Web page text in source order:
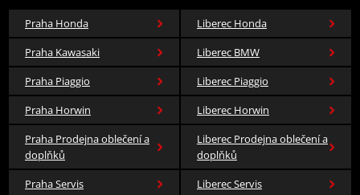
Praha Honda
Liberec Honda
Praha Kawasaki
Liberec BMW
Praha Piaggio
Liberec Piaggio
Praha Horwin
Liberec Horwin
Praha Prodejna oblečení a
doplňků
Liberec Prodejna oblečení a
doplňků
Praha Servis
Liberec Servis